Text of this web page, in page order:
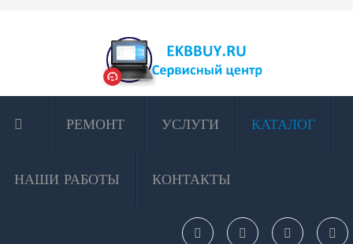
РЕМОНТ УСЛУГИ КАТАЛОГ
НАШИ РАБОТЫ КОНТАКТЫ